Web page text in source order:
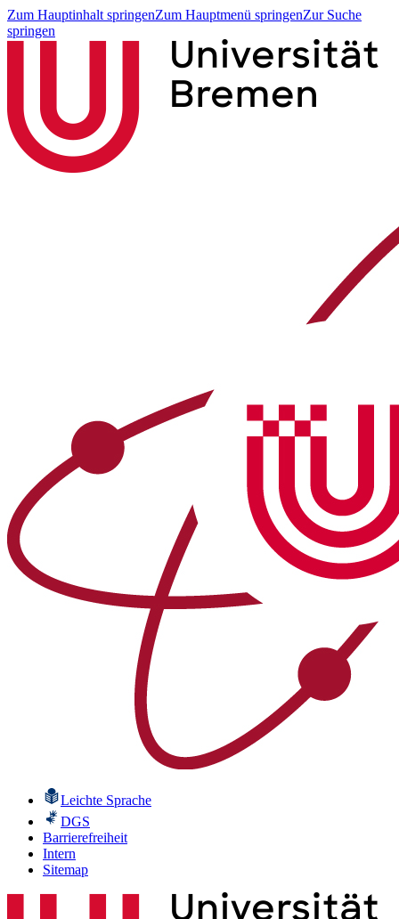
Zum Hauptinhalt springenZum Hauptmenü springenZur Suche
springen
Leichte Sprache
DGS
Barrierefreiheit
Intern
Sitemap